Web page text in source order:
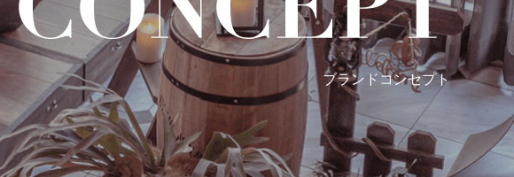
ブランドコンセプト